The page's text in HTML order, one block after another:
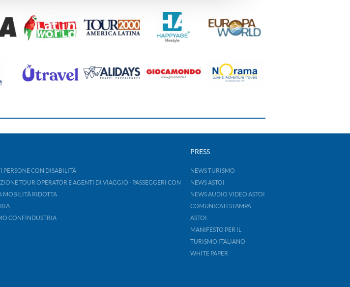
PERSONE CON DISABILITÀ
TOUR OPERATOR E AGENTI DI VIAGGIO - PASSEGGERI CON
MOBILITÀ RIDOTTA
CONFINDUSTRIA
PRESS
NEWS TURISMO
NEWS ASTOI
NEWS AUDIO VIDEO ASTOI
COMUNICATI STAMPA
ASTOI
MANIFESTO PER IL
TURISMO ITALIANO
WHITE PAPER